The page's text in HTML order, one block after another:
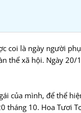
coi là ngày người
thể xã hội. Ngày 20/
của mình, để thể
10. Hoa Tươi